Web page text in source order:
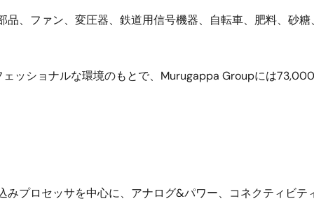
、ファン、変圧器、鉄道用信号機器、自転車、肥料、砂
ッショナルな環境のもとで、 Murugappa Groupには73,000
みプロセッサを中心に、アナログ&パワー、コネクティビテ